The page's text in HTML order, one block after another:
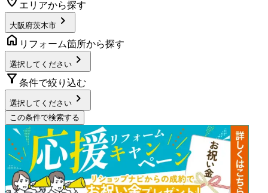
エリアから探す
大阪府茨木市 chevron_right
home リフォーム箇所から探す
選択してください chevron_right
filter_alt 条件で絞り込む
選択してください chevron_right
この条件で検索する